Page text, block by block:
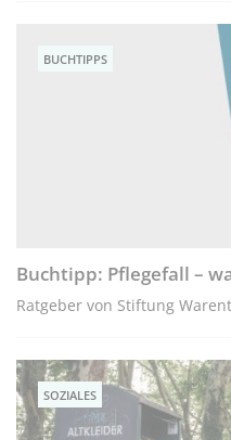
BUCHTIPPS
Buchtipp: Pflegefall –
Ratgeber von Stiftung
SOZIALES